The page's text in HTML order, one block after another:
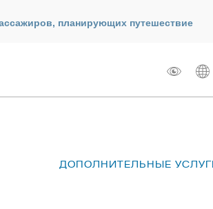
планирующих путешествие
ДОПОЛНИТЕЛЬНЫЕ